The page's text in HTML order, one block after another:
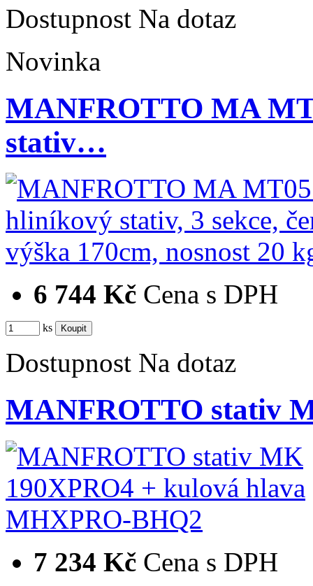
Dostupnost Na dotaz
Novinka
MANFROTTO MA
stativ…
6 744 Kč Cena s DPH
ks
Dostupnost Na dotaz
MANFROTTO stativ
7 234 Kč Cena s DPH